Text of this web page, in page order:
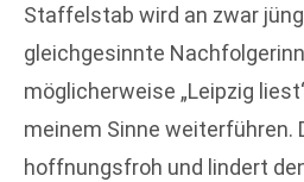
Staffelstab wird an zwar
gleichgesinnte
möglicherweise „Leipzig
meinem Sinne weiterführen.
hoffnungsfroh und lindert